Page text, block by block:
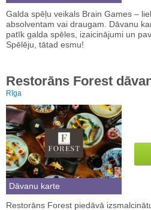
Galda spēļu veikals Brain Games –
absolventam vai draugam. Dāvanu
patīk galda spēles, izaicinājumi un
Spēlēju, tātad esmu!
Restorāns Forest
Rīga
Dāvanu karte
Restorāns Forest piedāvā